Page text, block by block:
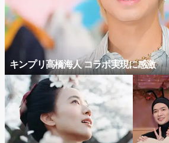
キンプリ高橋海人 コラボ実現に感激